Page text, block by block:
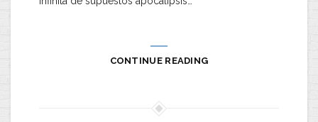
CONTINUE READING